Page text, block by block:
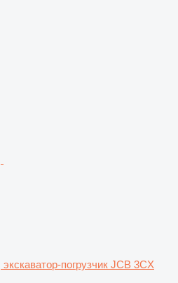
экскаватор-погрузчик JCB 3CX